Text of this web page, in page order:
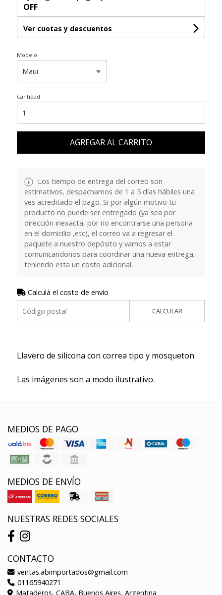
OFF
Ver cuotas y descuentos
Modelo
Cantidad
AGREGAR AL CARRITO
Los tiempo de entrega del correo son
estimativos, despachamos de 1 a 5 días hábiles una
ves acreditado el pago. Si por algún motivo tu
producto no puede ser entregado (ya sea por
dirección inexacta, por no encontrarse una persona
en el domicilio ,etc), el correo va a regresar el
paquete a nuestro depósito y vamos a estar
comunicandonos para coordinar una nueva entrega,
teniendo esta un costo adicional.
Calculá el costo de envío
CALCULAR
Llavero de silicona con correa tipo y mosqueton
Las imágenes son a modo ilustrativo.
MEDIOS DE PAGO
MEDIOS DE ENVÍO
NUESTRAS REDES SOCIALES
CONTACTO
ventas.abimportados@gmail.com
01165940271
Mataderos, CABA, Buenos Aires, Argentina